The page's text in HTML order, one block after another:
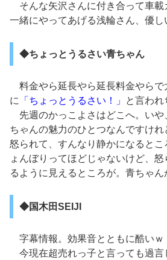
そんな矢沢さんに付き合って車載
一緒にやってあげる浅輪さん、優し
◆ちょっとうるさい青ちゃん
料金やら延長やら延長料金やらで
に
「ちょっとうるさい！」
と言われ
先週のかっこよさはどこへ。いや
ちゃんの魅力のひとつなんですけ
怒られて、すんなり静かになると
ょんぼりってほどじゃないけど、
るように見えるところが。青ちゃん
◆国木田SEIJI
字幕情報。効果音とともに酷いｗ
今現在超売れっ子と言っても過言